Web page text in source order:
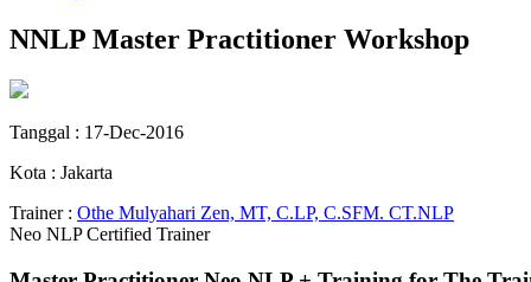
NNLP Master Practitioner Workshop
Tanggal : 17-Dec-2016
Kota : Jakarta
Trainer : Othe Mulyahari Zen, MT, C.LP, C.SFM. CT.NLP
Neo NLP Certified Trainer